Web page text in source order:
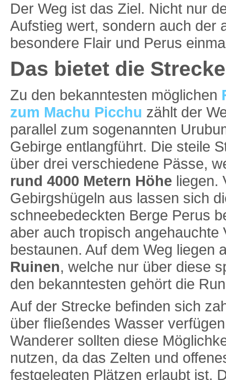
Der Weg ist das Ziel. Nicht nur
Aufstieg wert, sondern auch der
besondere Flair und Perus
Das bietet die
Zu den bekanntesten möglichen
zum Machu Picchu zählt der
parallel zum sogenannten
Gebirge entlangführt. Die steile
über drei verschiedene Pässe,
rund 4000 Metern Höhe liegen.
Gebirgshügeln aus lassen sich
schneebedeckten Berge Perus
aber auch tropisch angehauchte
bestaunen. Auf dem Weg
Ruinen, welche nur über diese
den bekanntesten gehört die
Auf der Strecke befinden sich
über fließendes Wasser
Wanderer sollten diese
nutzen, da das Zelten und
festgelegten Plätzen erlaubt ist.